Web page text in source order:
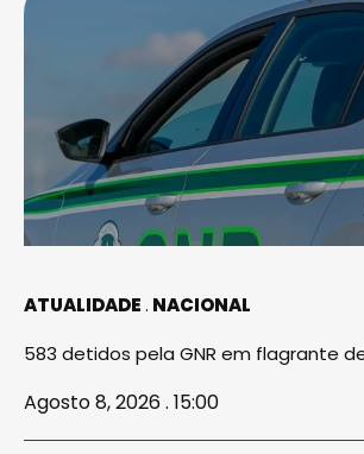
ATUALIDADE NACIONAL
583 detidos pela GNR em flagrante
Agosto 8, 2026 . 15:00